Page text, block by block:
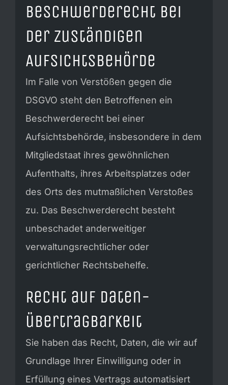
Beschwerde­recht bei
der zuständigen
Aufsichts­behörde
Im Falle von Verstößen gegen die
DSGVO steht den Betroffenen ein
Beschwerderecht bei einer
Aufsichtsbehörde, insbesondere in dem
Mitgliedstaat ihres gewöhnlichen
Aufenthalts, ihres Arbeitsplatzes oder
des Orts des mutmaßlichen Verstoßes
zu. Das Beschwerderecht besteht
unbeschadet anderweitiger
verwaltungsrechtlicher oder
gerichtlicher Rechtsbehelfe.
Recht auf Daten­
übertrag­barkeit
Sie haben das Recht, Daten, die wir auf
Grundlage Ihrer Einwilligung oder in
Erfüllung eines Vertrags automatisiert